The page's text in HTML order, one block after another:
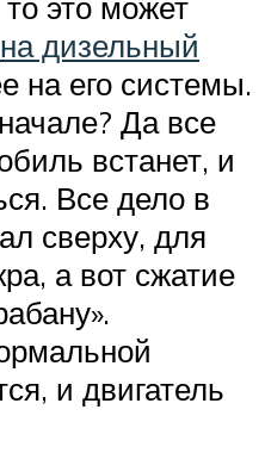
это может
на дизельный
на его системы.
Да все
встанет, и
Все дело в
сверху, для
а вот сжатие
и двигатель